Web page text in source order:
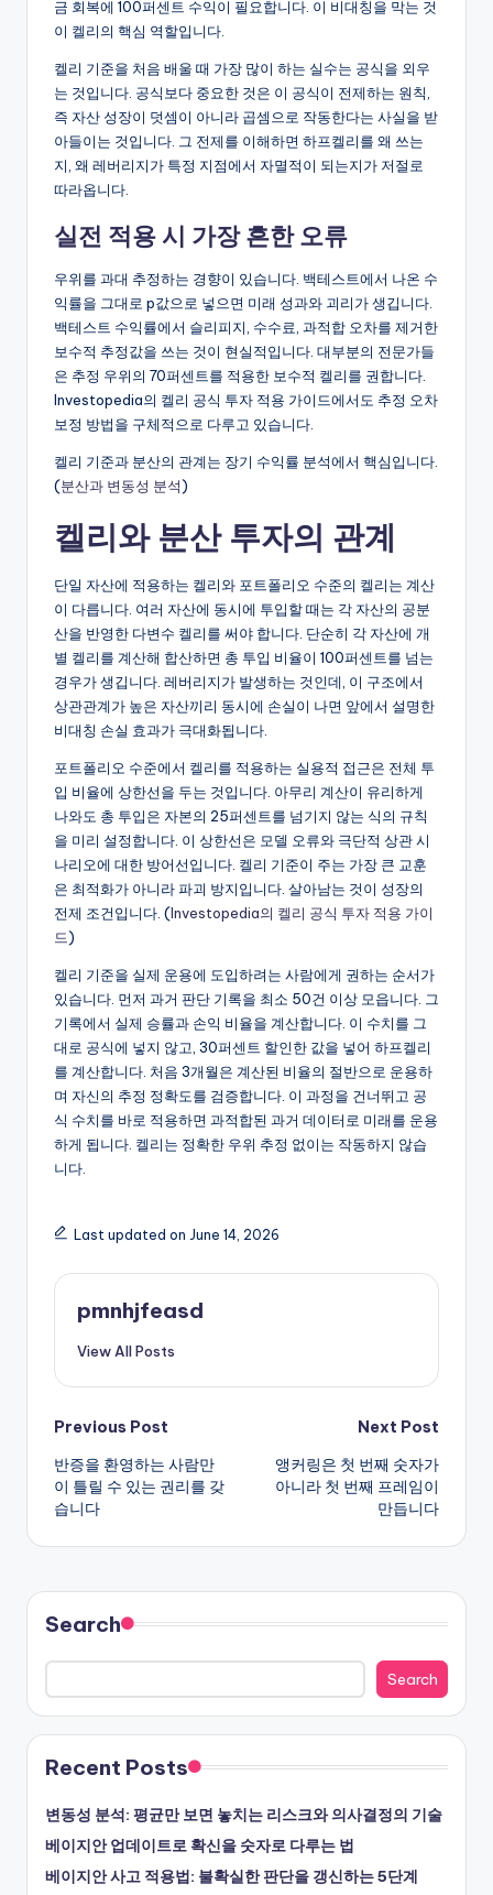
금 회복에 100퍼센트 수익이 필요합니다. 이 비대칭을 막는 것
이 켈리의 핵심 역할입니다.
켈리 기준을 처음 배울 때 가장 많이 하는 실수는 공식을 외우
는 것입니다. 공식보다 중요한 것은 이 공식이 전제하는 원칙,
즉 자산 성장이 덧셈이 아니라 곱셈으로 작동한다는 사실을 받
아들이는 것입니다. 그 전제를 이해하면 하프켈리를 왜 쓰는
지, 왜 레버리지가 특정 지점에서 자멸적이 되는지가 저절로
따라옵니다.
실전 적용 시 가장 흔한 오류
우위를 과대 추정하는 경향이 있습니다. 백테스트에서 나온 수
익률을 그대로 p값으로 넣으면 미래 성과와 괴리가 생깁니다.
백테스트 수익률에서 슬리피지, 수수료, 과적합 오차를 제거한
보수적 추정값을 쓰는 것이 현실적입니다. 대부분의 전문가들
은 추정 우위의 70퍼센트를 적용한 보수적 켈리를 권합니다.
Investopedia의 켈리 공식 투자 적용 가이드에서도 추정 오차
보정 방법을 구체적으로 다루고 있습니다.
켈리 기준과 분산의 관계는 장기 수익률 분석에서 핵심입니다.
(분산과 변동성 분석)
켈리와 분산 투자의 관계
단일 자산에 적용하는 켈리와 포트폴리오 수준의 켈리는 계산
이 다릅니다. 여러 자산에 동시에 투입할 때는 각 자산의 공분
산을 반영한 다변수 켈리를 써야 합니다. 단순히 각 자산에 개
별 켈리를 계산해 합산하면 총 투입 비율이 100퍼센트를 넘는
경우가 생깁니다. 레버리지가 발생하는 것인데, 이 구조에서
상관관계가 높은 자산끼리 동시에 손실이 나면 앞에서 설명한
비대칭 손실 효과가 극대화됩니다.
포트폴리오 수준에서 켈리를 적용하는 실용적 접근은 전체 투
입 비율에 상한선을 두는 것입니다. 아무리 계산이 유리하게
나와도 총 투입은 자본의 25퍼센트를 넘기지 않는 식의 규칙
을 미리 설정합니다. 이 상한선은 모델 오류와 극단적 상관 시
나리오에 대한 방어선입니다. 켈리 기준이 주는 가장 큰 교훈
은 최적화가 아니라 파괴 방지입니다. 살아남는 것이 성장의
전제 조건입니다. (Investopedia의 켈리 공식 투자 적용 가이
드)
켈리 기준을 실제 운용에 도입하려는 사람에게 권하는 순서가
있습니다. 먼저 과거 판단 기록을 최소 50건 이상 모읍니다. 그
기록에서 실제 승률과 손익 비율을 계산합니다. 이 수치를 그
대로 공식에 넣지 않고, 30퍼센트 할인한 값을 넣어 하프켈리
를 계산합니다. 처음 3개월은 계산된 비율의 절반으로 운용하
며 자신의 추정 정확도를 검증합니다. 이 과정을 건너뛰고 공
식 수치를 바로 적용하면 과적합된 과거 데이터로 미래를 운용
하게 됩니다. 켈리는 정확한 우위 추정 없이는 작동하지 않습
니다.
Last updated on June 14, 2026
pmnhjfeasd
View All Posts
Post
navigation
Previous Post
반증을 환영하는 사람만
이 틀릴 수 있는 권리를 갖
습니다
Next Post
앵커링은 첫 번째 숫자가
아니라 첫 번째 프레임이
만듭니다
Search
Search
Recent Posts
변동성 분석: 평균만 보면 놓치는 리스크와 의사결정의 기술
베이지안 업데이트로 확신을 숫자로 다루는 법
베이지안 사고 적용법: 불확실한 판단을 갱신하는 5단계